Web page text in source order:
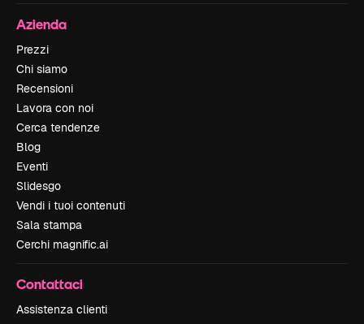
Azienda
Prezzi
Chi siamo
Recensioni
Lavora con noi
Cerca tendenze
Blog
Eventi
Slidesgo
Vendi i tuoi contenuti
Sala stampa
Cerchi magnific.ai
Contattaci
Assistenza clienti